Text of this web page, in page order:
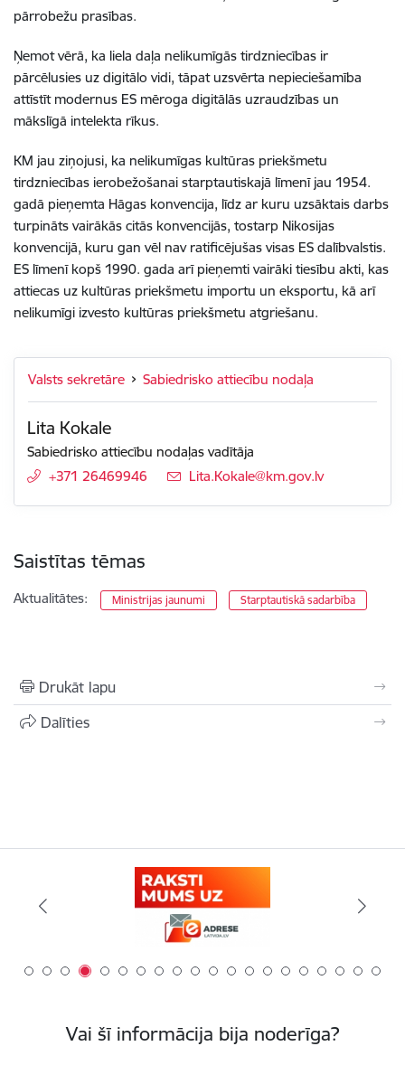
pārrobežu prasības.
Ņemot vērā, ka liela daļa nelikumīgās tirdzniecības ir
pārcēlusies uz digitālo vidi, tāpat uzsvērta nepieciešamība
attīstīt modernus ES mēroga digitālās uzraudzības un
mākslīgā intelekta rīkus.
KM jau ziņojusi, ka nelikumīgas kultūras priekšmetu
tirdzniecības ierobežošanai starptautiskajā līmenī jau 1954.
gadā pieņemta Hāgas konvencija, līdz ar kuru uzsāktais darbs
turpināts vairākās citās konvencijās, tostarp Nikosijas
konvencijā, kuru gan vēl nav ratificējušas visas ES dalībvalstis.
ES līmenī kopš 1990. gada arī pieņemti vairāki tiesību akti, kas
attiecas uz kultūras priekšmetu importu un eksportu, kā arī
nelikumīgi izvesto kultūras priekšmetu atgriešanu.
Valsts sekretāre Sabiedrisko attiecību nodaļa
Lita Kokale
Sabiedrisko attiecību nodaļas vadītāja
+371 26469946
E-pasts:
Lita.Kokale@km.gov.lv
Saistītas tēmas
Aktualitātes: Ministrijas jaunumi Starptautiskā sadarbība
Drukāt lapu
Dalīties
Vai šī informācija bija noderīga?